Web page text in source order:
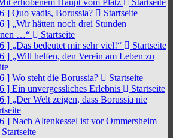
erhobenem Haupt vom Platz
Startseite
] Quo vadis, Borussia?
Startseite
] „Wir hätten noch drei Stunden
…“
Startseite
] „Das bedeutet mir sehr viel!“
Startseite
] „Will helfen, den Verein am Leben zu
] Wo steht die Borussia?
Startseite
] Ein unvergessliches Erlebnis
Startseite
] „Der Welt zeigen, dass Borussia nie
] Nach Altenkessel ist vor Ommersheim
Startseite